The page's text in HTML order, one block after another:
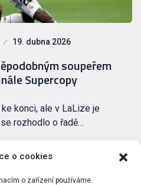
o cookies
o zařízení používáme
19. dubna 2026
soupeřem
Supercopy
konci, ale v LaLize je
rozhodlo o řadě…